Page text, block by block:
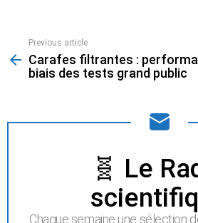
more
Previous article
Carafes filtrantes :
biais des tests grand public
NEWSLETTER🧬 Le
Chaque semaine une sélection